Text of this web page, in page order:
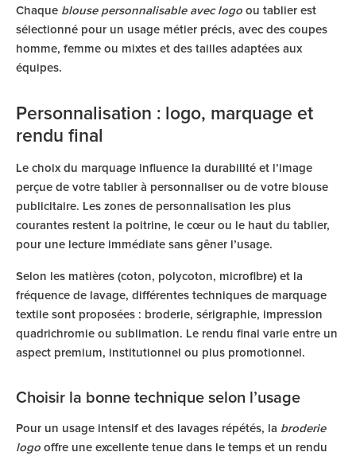
Chaque blouse personnalisable avec logo ou tablier est
sélectionné pour un usage métier précis, avec des coupes
homme, femme ou mixtes et des tailles adaptées aux
équipes.
Personnalisation : logo, marquage et
rendu final
Le choix du marquage influence la durabilité et l’image
perçue de votre tablier à personnaliser ou de votre blouse
publicitaire. Les zones de personnalisation les plus
courantes restent la poitrine, le cœur ou le haut du tablier,
pour une lecture immédiate sans gêner l’usage.
Selon les matières (coton, polycoton, microfibre) et la
fréquence de lavage, différentes techniques de marquage
textile sont proposées : broderie, sérigraphie, impression
quadrichromie ou sublimation. Le rendu final varie entre un
aspect premium, institutionnel ou plus promotionnel.
Choisir la bonne technique selon l’usage
Pour un usage intensif et des lavages répétés, la broderie
logo offre une excellente tenue dans le temps et un rendu